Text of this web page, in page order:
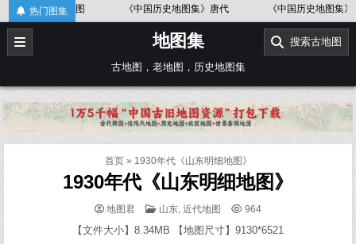
Skip
to
content
热门图集《中国历史地图集》唐代 《中国历史地图集》金、南宋
地图集
古地图，老地图，历史地图集
搜索古地图
首页» 1930年代《山东明细地图》
1930年代《山东明细地图》
地图君
POSTED
山东, 近代地图 964
【文件大小】8.34MB 【地图尺寸】9130*6521